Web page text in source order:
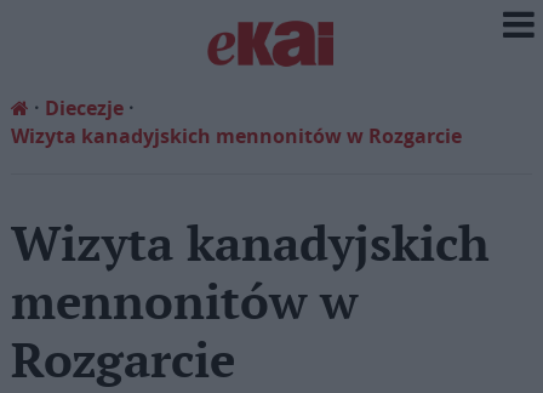
Diecezje
Wizyta kanadyjskich mennonitów w Rozgarcie
Wizyta kanadyjskich
mennonitów w
Rozgarcie